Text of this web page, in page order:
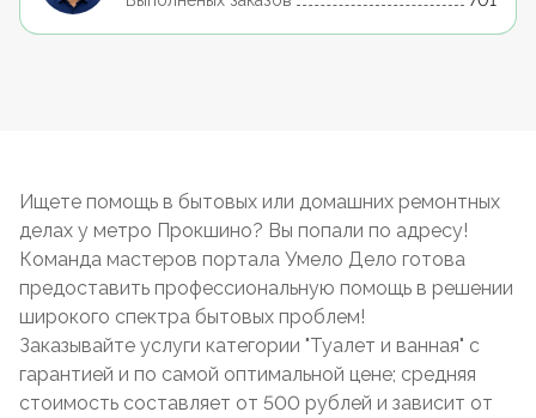
Ищете помощь в бытовых или домашних ремонтных
делах у метро Прокшино? Вы попали по адресу!
Команда мастеров портала Умело Дело готова
предоставить профессиональную помощь в решении
широкого спектра бытовых проблем!
Заказывайте услуги категории "Туалет и ванная" с
гарантией и по самой оптимальной цене; средняя
стоимость составляет от 500 рублей и зависит от